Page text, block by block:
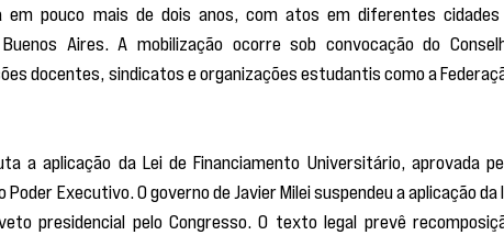
pouco mais de dois anos, com atos em diferentes
Aires. A mobilização ocorre sob convocação do
docentes, sindicatos e organizações estudantis como a
a aplicação da Lei de Financiamento Universitário, aprovada
Executivo. O governo de Javier Milei suspendeu a aplicação da
presidencial pelo Congresso. O texto legal prevê